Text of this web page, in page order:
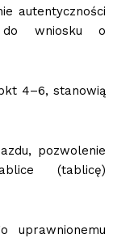
autentyczności
do wniosku o
4–6, stanowią
pozwolenie
(tablicę)
uprawnionemu